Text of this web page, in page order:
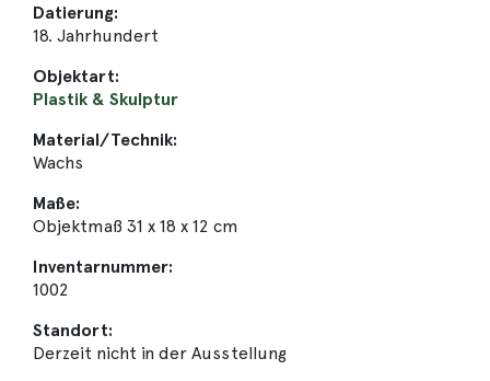
Datierung:
18. Jahrhundert
Objektart:
Plastik & Skulptur
Material/Technik:
Wachs
Maße:
Objektmaß 31 x 18 x 12 cm
Inventarnummer:
1002
Standort:
Derzeit nicht in der Ausstellung